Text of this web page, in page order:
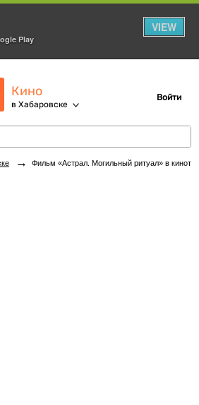
Play
VIEW
Кино
в Хабаровске
Войти
→ Фильм «Астрал. Могильный ритуал» в кинотеатрах Хабаровска. Купить билеты!